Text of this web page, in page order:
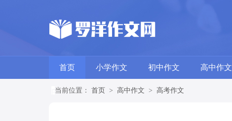
首页 小学作文 初中作文 高中作文
当前位置： 首页 > 高中作文 > 高考作文